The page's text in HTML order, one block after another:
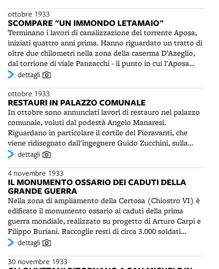
alla guida dell'ANA (Associazione Nazionale Alpini) dal
1929 al 1943. Nel suo discorso inaugurale Manaresi rende
omaggio a Benito Mussolini: "Servire il nostro Duce, in
queste ore, che egli sta, ogni giorno di più, segnando di
gloria e di eternità, è gioia grande per il nostro cuore di
italiani, soldati e fascisti".
ottobre 1933
SCOMPARE "UN IMMONDO LETAMAIO"
Terminano i lavori di canalizzazione del torrente Aposa,
iniziati quattro anni prima. Hanno riguardato un tratto di
oltre due chilometri nella zona della caserma D’Azeglio,
dal torrione di viale Panzacchi - il punto in cui l'Aposa
entra in città - a via di Roncrio. La rivista del Comune
cui erano gettati all’aperto tutti i rifiuti della zona.
dettagli
ottobre 1933
RESTAURI IN PALAZZO COMUNALE
In ottobre sono annunciati lavori di restauro nel palazzo
comunale, voluti dal podestà Angelo Manaresi.
Riguardano in particolare il cortile del Fioravanti, che
viene ridisegnato dall'ingegnere Guido Zucchini, sulla
base di un vecchio progetto di Alfonso Rubbiani (1908).
occupate in precedenza dalla Prefettura e ancor prima dal
Legato pontificio. Nello stesso anno Achille Casanova,
per conto del Comitato per Bologna Storica e Artistica,
completa con bifore marmoree - anch'esse già previste da
Rubbiani - le otto finestre gotiche della facciata nella
parte dell'edificio comunale chiamata Palazzo Grande o
Novo. A quelle grandi aperture, nel 1877 l'ing. Antonio
Zannoni aveva applicato dei telai di ferro.
dettagli
4 novembre 1933
IL MONUMENTO OSSARIO DEI CADUTI DELLA
GRANDE GUERRA
Nella zona di ampliamento della Certosa (Chiostro VI) è
edificato il monumento ossario ai caduti della prima
guerra mondiale, realizzato su progetto di Arturo Carpi e
Filippo Buriani. Raccoglie resti di circa 3.000 soldati
bolognesi e italiani deceduti durante il ricovero in uno
sono inoltre ospitati i corpi di alcune centinaia di soldati
dettagli
30 novembre 1933